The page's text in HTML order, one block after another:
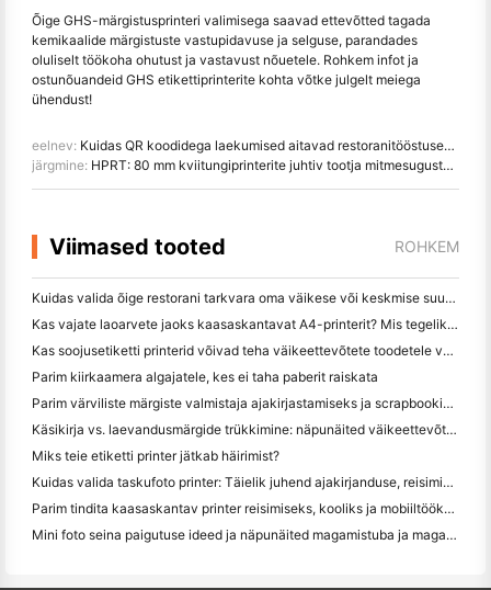
Õige GHS-märgistusprinteri valimisega saavad ettevõtted tagada
kemikaalide märgistuste vastupidavuse ja selguse, parandades
oluliselt töökoha ohutust ja vastavust nõuetele. Rohkem infot ja
ostunõuandeid GHS etikettiprinterite kohta võtke julgelt meiega
ühendust!
eelnev: Kuidas QR koodidega laekumised aitavad restoranitööstuses digitaalset transformatsiooni kaasa
järgmine: HPRT: 80 mm kviitungiprinterite juhtiv tootja mitmesugustele tööstusharudele
Viimased tooted ROHKEM
Kuidas valida õige restorani tarkvara oma väikese või keskmise suurusega restorani jaoks
Kas vajate laoarvete jaoks kaasaskantavat A4-printerit? Mis tegelikult töötab
Kas soojusetiketti printerid võivad teha väikeettevõtete toodetele veekindel etikett?
Parim kiirkaamera algajatele, kes ei taha paberit raiskata
Parim värviliste märgiste valmistaja ajakirjastamiseks ja scrapbooking'iks: lisage iga leheküljele rohkem värvi
Käsikirja vs. laevandusmärgide trükkimine: näpunäited väikeettevõtetele 2026. aastal
Miks teie etiketti printer jätkab häirimist?
Kuidas valida taskufoto printer: Täielik juhend ajakirjanduse, reisimise ja iPhone'i kasutajatele
Parim tindita kaasaskantav printer reisimiseks, kooliks ja mobiiltööks: Hanin MT620 Pro ülevaade
Mini foto seina paigutuse ideed ja näpunäited magamistuba ja magamistuba kaunistamiseks